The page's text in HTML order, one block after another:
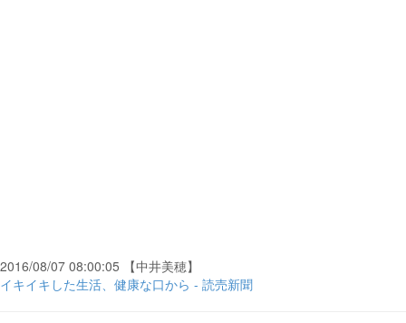
2016/08/07 08:00:05 【中井美穂】
イキイキした生活、健康な口から - 読売新聞